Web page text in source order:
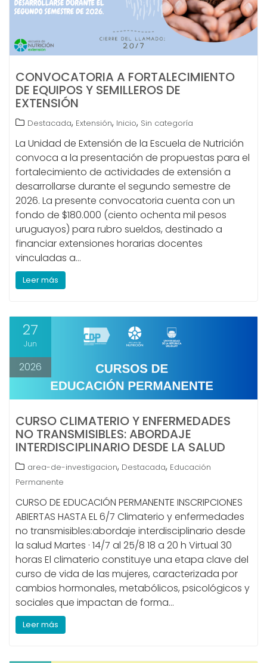
CONVOCATORIA A FORTALECIMIENTO
DE EQUIPOS Y SEMILLEROS DE
EXTENSIÓN
Destacada, Extensión, Inicio, Sin categoría
La Unidad de Extensión de la Escuela de Nutrición
convoca a la presentación de propuestas para el
fortalecimiento de actividades de extensión a
desarrollarse durante el segundo semestre de
2026. La presente convocatoria cuenta con un
fondo de $180.000 (ciento ochenta mil pesos
uruguayos) para rubro sueldos, destinado a
financiar extensiones horarias docentes
vinculadas a…
Leer más
27
Jun
2026
CURSO CLIMATERIO Y ENFERMEDADES
NO TRANSMISIBLES: ABORDAJE
INTERDISCIPLINARIO DESDE LA SALUD
area-de-investigacion, Destacada, Educación
Permanente
CURSO DE EDUCACIÓN PERMANENTE INSCRIPCIONES
ABIERTAS HASTA EL 6/7 Climaterio y enfermedades
no transmisibles:abordaje interdisciplinario desde
la salud Martes · 14/7 al 25/8 18 a 20 h Virtual 30
horas El climaterio constituye una etapa clave del
curso de vida de las mujeres, caracterizada por
cambios hormonales, metabólicos, psicológicos y
sociales que impactan de forma…
Leer más